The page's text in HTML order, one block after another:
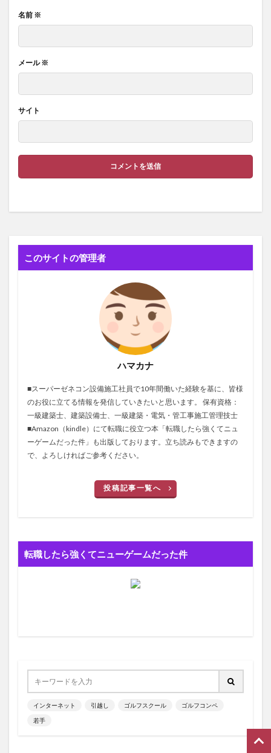
名前 ※
メール※
サイト
このサイトの管理者
ハマカナ
■スーパーゼネコン設備施工社員で10年間働いた経験を基に、皆様
のお役に立てる情報を発信していきたいと思います。 保有資格：
一級建築士、建築設備士、一級建築・電気・管工事施工管理技士
■Amazon（kindle）にて転職に役立つ本「転職したら強くてニュ
ーゲームだった件」も出版しております。立ち読みもできますの
で、よろしければご参考ください。
投稿記事一覧へ
転職したら強くてニューゲームだった件
インターネット 引越し ゴルフスクール ゴルフコンペ
若手